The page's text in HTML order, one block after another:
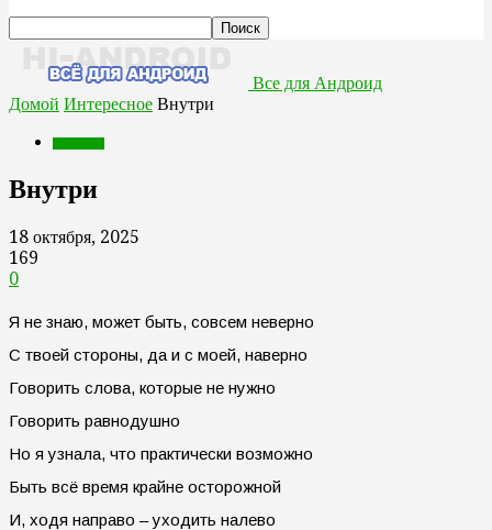
Все для Андроид
Домой Интересное Внутри
Внутри
18 октября, 2025
169
0
Я не знаю, может быть, совсем неверно
С твоей стороны, да и с моей, наверно
Говорить слова, которые не нужно
Говорить равнодушно
Но я узнала, что практически возможно
Быть всё время крайне осторожной
И, ходя направо – уходить налево